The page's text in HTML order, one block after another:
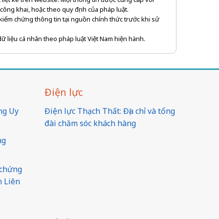
khai, hoặc theo quy định của pháp luật.
chứng thông tin tại nguồn chính thức trước khi sử
liệu cá nhân theo pháp luật Việt Nam hiện hành.
Uy
Liên
Điện lực
Điện lực Thạch Thất: Địa chỉ và tổng
đài chăm sóc khách hàng